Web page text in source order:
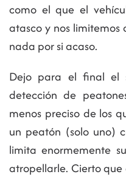
como el que el
atasco y nos limitemos
nada por si acaso.
Dejo para el final el
detección de
menos preciso de los
un peatón (solo uno)
limita enormemente
atropellarle. Cierto que